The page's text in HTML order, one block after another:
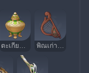
ตะเกียงความร้อนสูงพิเศษรุ่นทดลอง พิณเก่าแก่